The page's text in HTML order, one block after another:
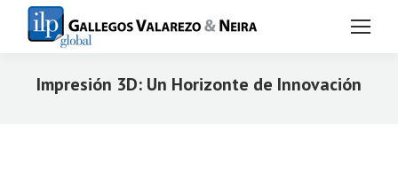
Impresión 3D: Un Horizonte de Innovación